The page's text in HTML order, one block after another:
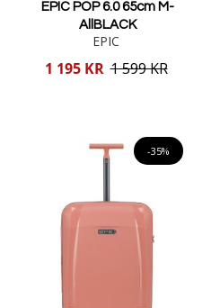
EPIC POP 6.0 65cm M-
AllBLACK
EPIC
Reducerat
1 195 KR 1 599 KR
-35%